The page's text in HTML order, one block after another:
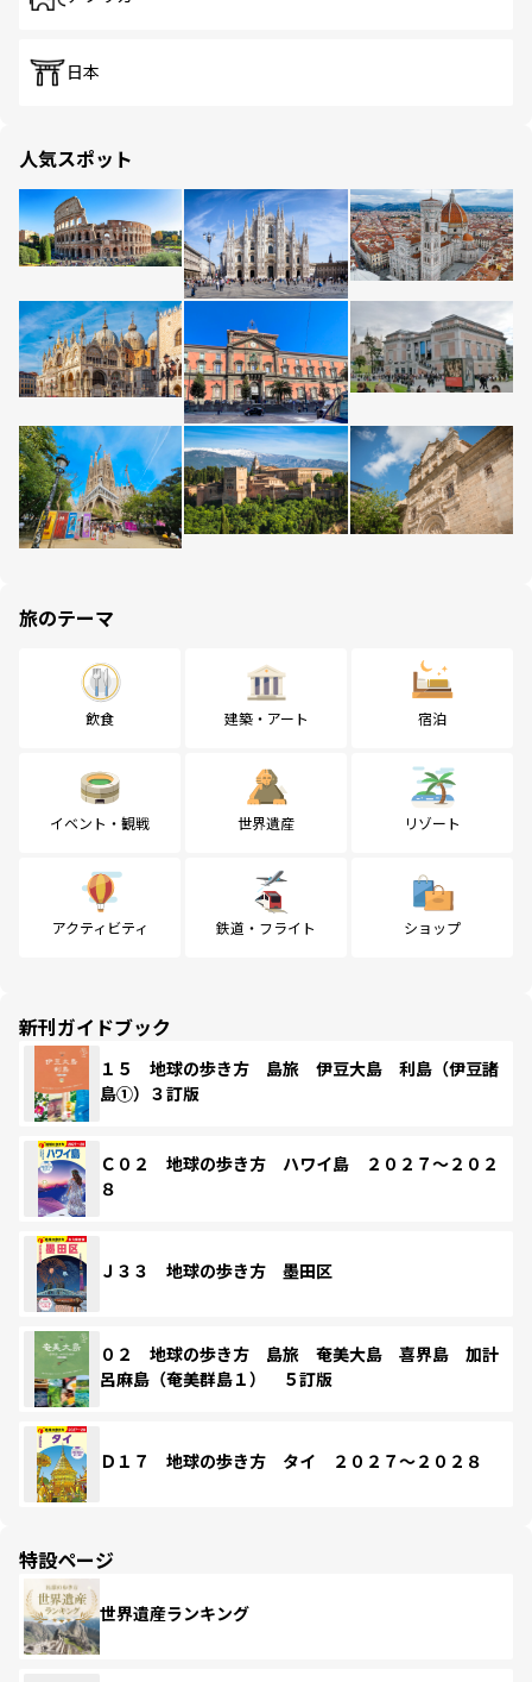
日本
人気スポット
旅のテーマ
飲食 建築・アート 宿泊
イベント・観戦 世界遺産 リゾート
アクティビティ 鉄道・フライト ショップ
新刊ガイドブック
１５ 地球の歩き方 島旅 伊豆大島 利島（伊豆諸
島①）３訂版
Ｃ０２ 地球の歩き方 ハワイ島 ２０２７～２０２
８
Ｊ３３ 地球の歩き方 墨田区
０２ 地球の歩き方 島旅 奄美大島 喜界島 加計
呂麻島（奄美群島１） ５訂版
Ｄ１７ 地球の歩き方 タイ ２０２７～２０２８
特設ページ
世界遺産ランキング